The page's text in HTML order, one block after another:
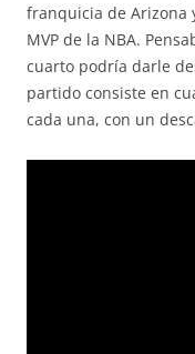
franquicia de Arizona
MVP de la NBA.
cuarto podría darle
partido consiste en
cada una, con un